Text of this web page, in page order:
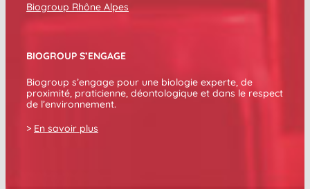
Biogroup Rhône Alpes
BIOGROUP S’ENGAGE
Biogroup s’engage pour une biologie experte, de
proximité, praticienne, déontologique et dans le respect
de l’environnement.
> En savoir plus